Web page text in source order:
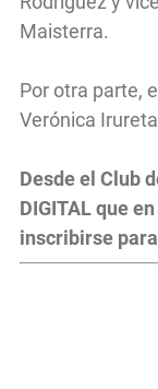
Maisterra.
Por otra parte,
Verónica
Desde el Club
DIGITAL que
inscribirse